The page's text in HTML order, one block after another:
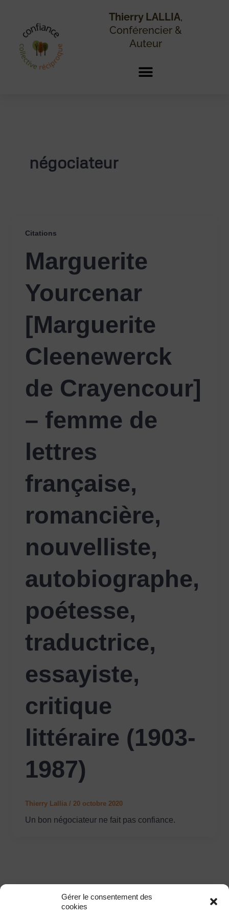
Gérer le consentement des
cookies
Thierry LALLIA,
Conférencier &
Auteur
négociateur
Citations
Marguerite
Yourcenar
[Marguerite
Cleenewerck
de Crayencour]
– femme de
lettres
française,
romancière,
nouvelliste,
autobiographe,
poétesse,
traductrice,
essayiste,
critique
littéraire (1903-
1987)
Thierry Lallia / 20 octobre 2020
Un bon négociateur ne fait pas confiance.